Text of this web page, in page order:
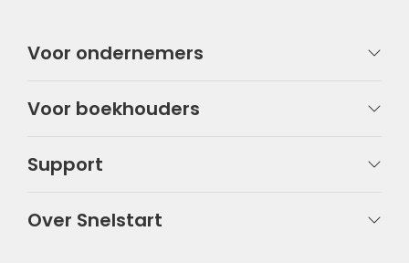
Voor ondernemers
Voor boekhouders
Support
Over Snelstart